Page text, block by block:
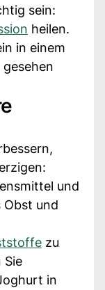
sein:
heilen.
in einem
und
und
zu
Sie
in